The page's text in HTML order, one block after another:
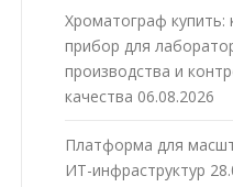
Хроматограф купить:
прибор для
производства и
качества 06.08.2026
Платформа для
ИТ-инфраструктур